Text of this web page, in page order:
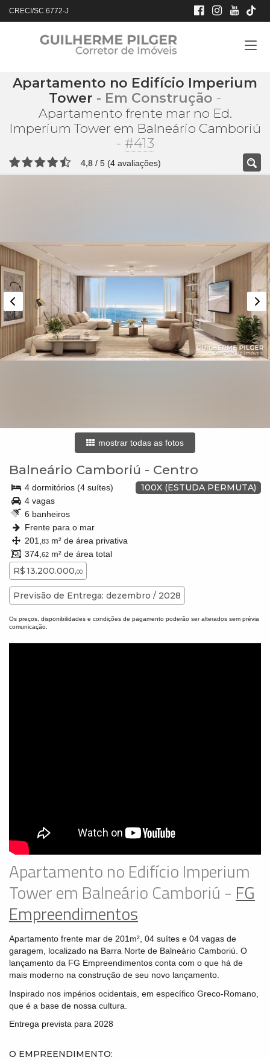
CRECI/SC 6772-J
Apartamento no Edifício Imperium
Tower - Em Construção -
Apartamento frente mar no Ed.
Imperium Tower em Balneário Camboriú
- #413
4,8 / 5 (4 avaliações)
mostrar todas as fotos
Balneário Camboriú - Centro
100X (ESTUDA PERMUTA)
4 dormitórios (4 suítes)
4 vagas
6 banheiros
Frente para o mar
201, 83 m² de área privativa
374, 62 m² de área total
R$ 13.200.000,00
Previsão de Entrega: dezembro / 2028
Os preços, disponibilidades e condições de pagamento poderão ser alterados sem prévia
comunicação.
Apartamento no Edifício Imperium
Tower em Balneário Camboriú - FG
Empreendimentos
Apartamento frente mar de 201m², 04 suítes e 04 vagas de
garagem, localizado na Barra Norte de Balneário Camboriú. O
lançamento da FG Empreendimentos conta com o que há de
mais moderno na construção de seu novo lançamento.
Inspirado nos impérios ocidentais, em específico Greco-Romano,
que é a base de nossa cultura.
Entrega prevista para 2028
O EMPREENDIMENTO: